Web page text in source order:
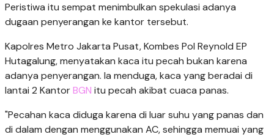
Peristiwa itu sempat menimbulkan spekulasi adanya
dugaan penyerangan ke kantor tersebut.
Kapolres Metro Jakarta Pusat, Kombes Pol Reynold EP
Hutagalung, menyatakan kaca itu pecah bukan karena
adanya penyerangan. Ia menduga, kaca yang beradai di
lantai 2 KantorBGN itu pecah akibat cuaca panas.
"Pecahan kaca diduga karena di luar suhu yang panas dan
di dalam dengan menggunakan AC, sehingga memuai yang